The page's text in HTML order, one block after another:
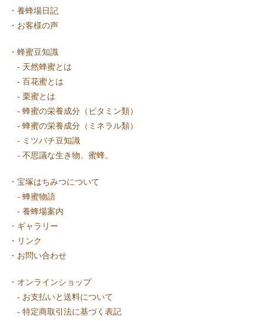
・ 養蜂場日記
・ お客様の声
・ 蜂蜜豆知識
- 天然蜂蜜とは
- 百花蜜とは
- 栗蜜とは
- 蜂蜜の栄養成分（ビタミン類）
- 蜂蜜の栄養成分（ミネラル類）
- ミツバチ豆知識
- 不思議な生き物、蜜蜂。
・ 宝塚はちみつについて
- 蜂蜜物語
- 養蜂場案内
・ ギャラリー
・ リンク
・ お問い合わせ
・ オンラインショップ
- お支払いと送料について
- 特定商取引法に基づく表記